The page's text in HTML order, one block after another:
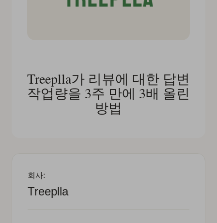
Treeplla가 리뷰에 대한 답변
작업량을 3주 만에 3배 올린
방법
회사:
Treeplla